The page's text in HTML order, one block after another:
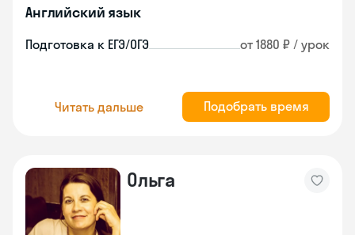
Английский язык
Подготовка к ЕГЭ/ОГЭ от 1880 ₽ / урок
Читать дальше Подобрать время
Ольга